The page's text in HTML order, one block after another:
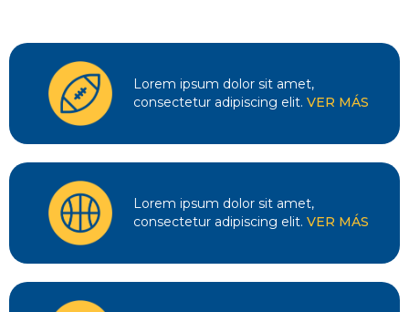
Lorem ipsum dolor sit amet,
consectetur adipiscing elit.VER MÁS
Lorem ipsum dolor sit amet,
consectetur adipiscing elit.VER MÁS